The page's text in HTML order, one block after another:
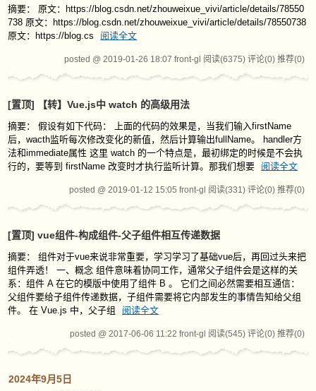
摘要： 原文：https://blog.csdn.net/zhouweixue_vivi/article/details/78550
738 原文：https://blog.csdn.net/zhouweixue_vivi/article/details/78550738
原文：https://blog.cs
阅读全文
posted @ 2019-01-26 18:07 front-gl 阅读(6375) 评论(0) 推荐(0)
[置顶] 【转】Vue.js中 watch 的高级用法
摘要： 假设有如下代码： 上面的代码的效果是，当我们输入firstName
后，wacth监听每次修改变化的新值，然后计算输出fullName。 handler方
法和immediate属性 这里 watch 的一个特点是，最初绑定的时候是不会执
行的，要等到 firstName 改变时才执行监听计算。那我们想要
阅读全文
posted @ 2019-01-12 15:05 front-gl 阅读(331) 评论(0) 推荐(0)
[置顶] vue组件-构成组件-父子组件相互传递数据
摘要： 组件对于vue来说非常重要，学习学习了基础vue后，再回过头来把
组件弄透！ 一、概念 组件意味着协同工作，通常父子组件会是这样的关
系：组件 A 在它的模版中使用了组件 B 。 它们之间必然需要相互通信：
父组件要给子组件传递数据，子组件需要将它内部发生的事情告知给父组
件。 在 Vue.js 中，父子组
阅读全文
posted @ 2017-06-06 11:22 front-gl 阅读(545) 评论(0) 推荐(0)
2024年9月5日